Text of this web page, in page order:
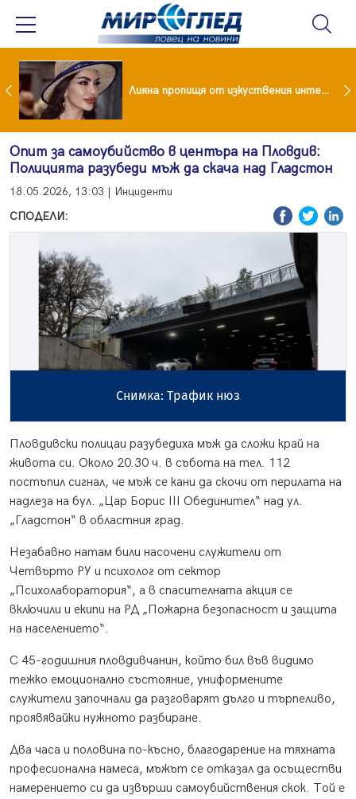
Популярен риалити герой заряза жена си заради друга Лияна пропищя от изкуствения интелект
Опит за самоубийство в центъра на Пловдив:
Полицията разубеди мъж да скача над Гладстон
18.05.2026, 13:03 | Инциденти
СПОДЕЛИ:
Снимка: Трафик нюз
Пловдивски полицаи разубедиха мъж да сложи край на
живота си. Около 20.30 ч. в събота на тел. 112
постъпил сигнал, че мъж се кани да скочи от перилата на
надлеза на бул. „Цар Борис III Обединител“ над ул.
„Гладстон“ в областния град.
Незабавно натам били насочени служители от
Четвърто РУ и психолог от сектор
„Психолаборатория“, а в спасителната акция се
включили и екипи на РД „Пожарна безопасност и защита
на населението“.
С 45-годишния пловдивчанин, който бил във видимо
тежко емоционално състояние, униформените
служители започнали да разговарят дълго и търпеливо,
проявявайки нужното разбиране.
Два часа и половина по-късно, благодарение на тяхната
професионална намеса, мъжът се отказал да осъществи
намерението си да извърши самоубийствения скок. Той е